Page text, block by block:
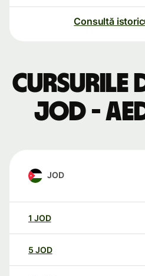
Consultă
Cursurile
JOD -
JOD
1 JOD
5 JOD